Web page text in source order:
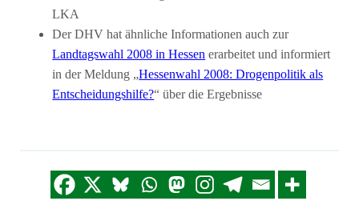
LKA
Der DHV hat ähnliche Informationen auch zur
Landtagswahl 2008 in Hessen erarbeitet und informiert
in der Meldung „Hessenwahl 2008: Drogenpolitik als
Entscheidungshilfe?“ über die Ergebnisse